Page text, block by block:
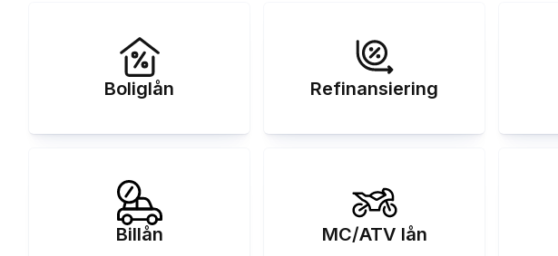
Boliglån Refinansiering
Billån MC/ATV lån